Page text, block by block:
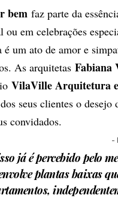
bem faz parte da
ou em celebrações
é um ato de amor e
As arquitetas Fabiana
VilaVille Arquitetura
seus clientes o
convidados.
-
já é percebido pelo
plantas baixas